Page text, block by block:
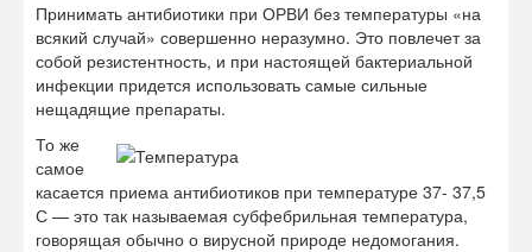
Принимать антибиотики при ОРВИ без температуры «на
всякий случай» совершенно неразумно. Это повлечет за
собой резистентность, и при настоящей бактериальной
инфекции придется использовать самые сильные
нещадящие препараты.
То же
самое
касается приема антибиотиков при температуре 37- 37,5
С — это так называемая субфебрильная температура,
говорящая обычно о вирусной природе недомогания.